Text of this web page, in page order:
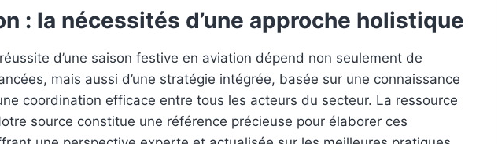
: la nécessités d’une approche holistique
d’une saison festive en aviation dépend non seulement de
mais aussi d’une stratégie intégrée, basée sur une connaissance
coordination efficace entre tous les acteurs du secteur. La ressource
source constitue une référence précieuse pour élaborer ces